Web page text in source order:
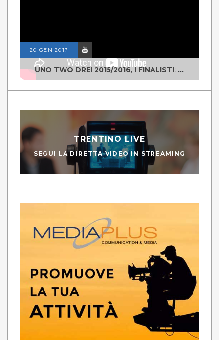
20 GEN 2017
UNO TWO DREI 2015/2016, I FINALISTI: CLASSE IV ALS ISTITUTO "DEGASPERI" BORGO VALSUGANA
TRENTINO LIVE
SEGUI LA DIRETTA VIDEO IN STREAMING